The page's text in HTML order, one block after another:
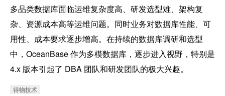
多品类数据库面临运维复杂度高、研发选型难、架构复
杂、资源成本高等运维问题。同时业务对数据库性能、可
用性、成本要求逐步增高。在持续的数据库调研和选型
中，OceanBase 作为多模数据库，逐步进入视野，特别是
4.x 版本引起了 DBA 团队和研发团队的极大兴趣。
得物技术